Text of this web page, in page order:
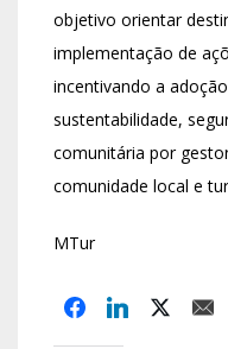
objetivo orientar
implementação de
incentivando a
sustentabilidade,
comunitária por
comunidade local e
MTur